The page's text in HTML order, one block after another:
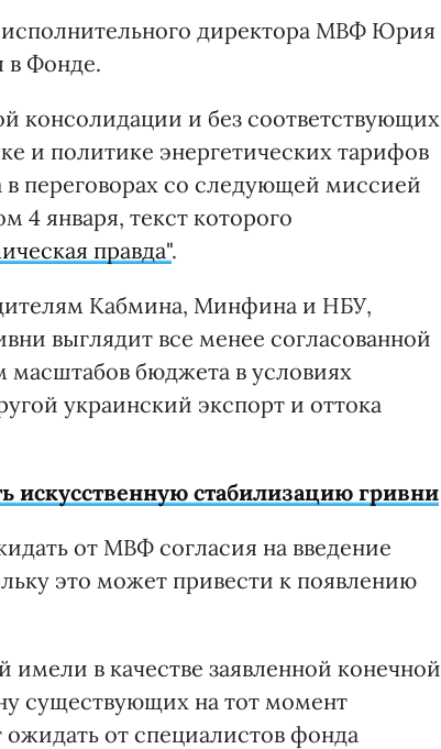
исполнительного директора МВФ Юрия
в Фонде.
консолидации и без соответствующих
и политике энергетических тарифов
переговорах со следующей миссией
4 января, текст которого
правда".
Кабмина, Минфина и НБУ,
выглядит все менее согласованной
бюджета в условиях
украинский экспорт и оттока
искусственную стабилизацию гривни
от МВФ согласия на введение
это может привести к появлению
в качестве заявленной конечной
существующих на тот момент
от специалистов фонда